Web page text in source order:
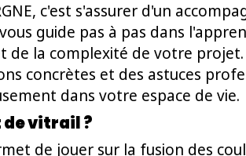
c'est s'assurer d'un
guide pas à pas dans
de la complexité de votre projet.
concrètes et des astuces
dans votre espace de vie.
vitrail ?
de jouer sur la fusion des